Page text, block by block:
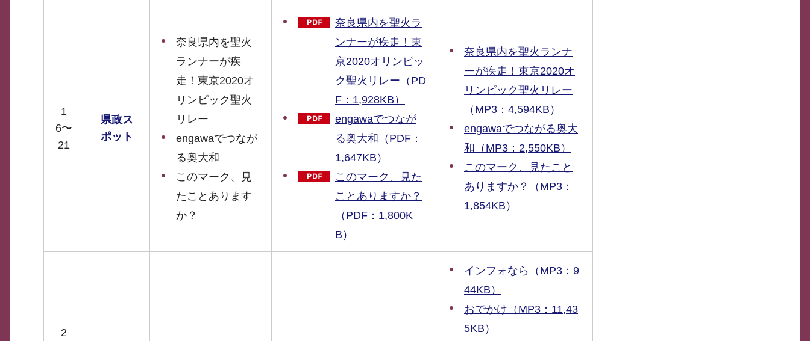
1
6〜
21
県政ス
ポット
奈良県内を聖火
ランナーが疾
走！東京2020オ
リンピック聖火
リレー
engawaでつなが
る奥大和
このマーク、見
たことあります
か？
奈良県内を聖火ラ
ンナーが疾走！東
京2020オリンピッ
ク聖火リレー（PD
F：1,928KB）
engawaでつなが
る奥大和（PDF：
1,647KB）
このマーク、見た
ことありますか？
（PDF：1,800K
B）
奈良県内を聖火ランナ
ーが疾走！東京2020オ
リンピック聖火リレー
（MP3：4,594KB）
engawaでつながる奥大
和（MP3：2,550KB）
このマーク、見たこと
ありますか？（MP3：
1,854KB）
2
インフォなら（MP3：9
44KB）
おでかけ（MP3：11,43
5KB）